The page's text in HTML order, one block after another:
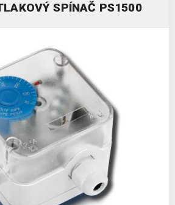
SPÍNAČ PS1500